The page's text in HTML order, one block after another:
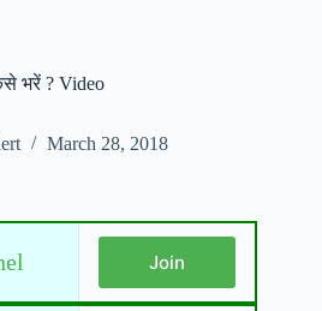
भरें ? Video
March 28, 2018
Join